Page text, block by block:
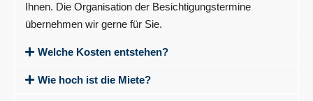
Ihnen. Die Organisation der Besichtigungstermine
übernehmen wir gerne für Sie.
Welche Kosten entstehen?
Wie hoch ist die Miete?